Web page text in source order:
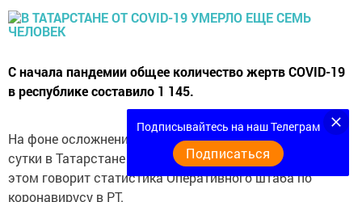
С начала пандемии общее количество жертв COVID-19
в республике составило 1 145.
На фоне осложнений от коронавируса за минувшие
сутки в Татарстане скончалось еще семь человек. Об
этом говорит статистика Оперативного штаба по
коронавирусу в РТ.
Подписывайтесь на наш Телеграм
Подписаться